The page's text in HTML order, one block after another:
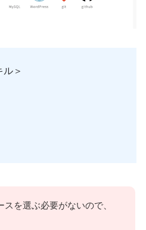
ル＞
スを選ぶ必要がないので、